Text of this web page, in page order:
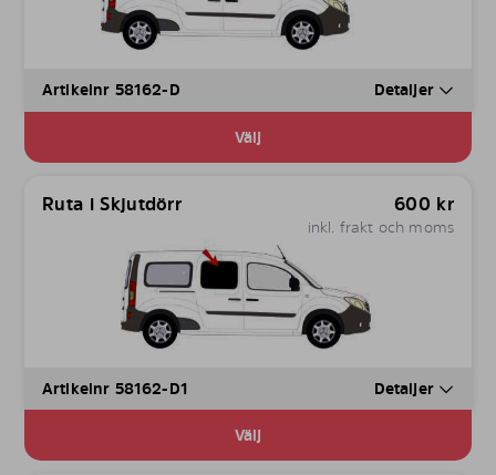
Artikelnr 58162-D Detaljer
Välj
Ruta i Skjutdörr 600 kr
inkl. frakt och moms
Artikelnr 58162-D1 Detaljer
Välj